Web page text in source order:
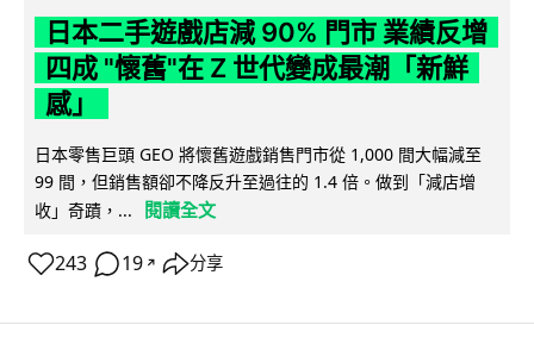
日本二手遊戲店減 90% 門市 業績反增
四成 "懷舊"在 Z 世代變成最潮「新鮮
感」
日本零售巨頭 GEO 將懷舊遊戲銷售門市從 1,000 間大幅減至
99 間，但銷售額卻不降反升至過往的 1.4 倍。做到「減店增
收」奇蹟，...
閱讀全文
243 19 ↗ 分享